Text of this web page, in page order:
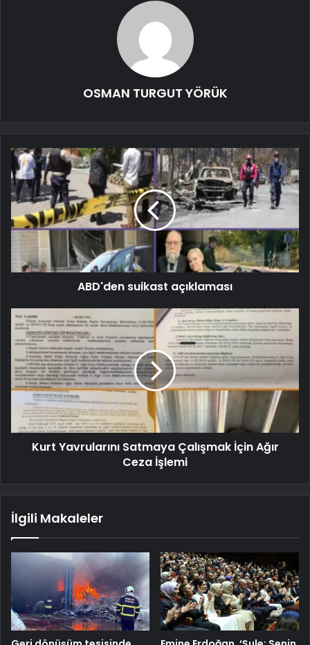
OSMAN TURGUT YÖRÜK
ABD'den suikast açıklaması
Kurt Yavrularını Satmaya Çalışmak İçin Ağır
Ceza İşlemi
İlgili Makaleler